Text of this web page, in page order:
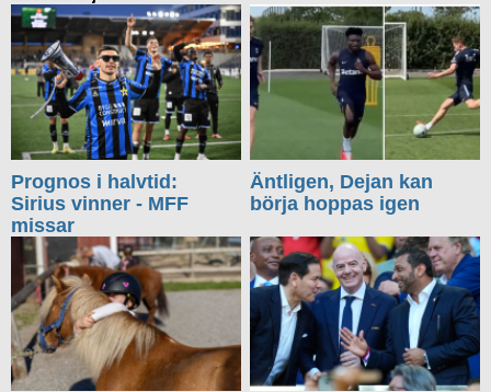
Prognos i halvtid:
Sirius vinner - MFF
missar
Äntligen, Dejan kan
börja hoppas igen